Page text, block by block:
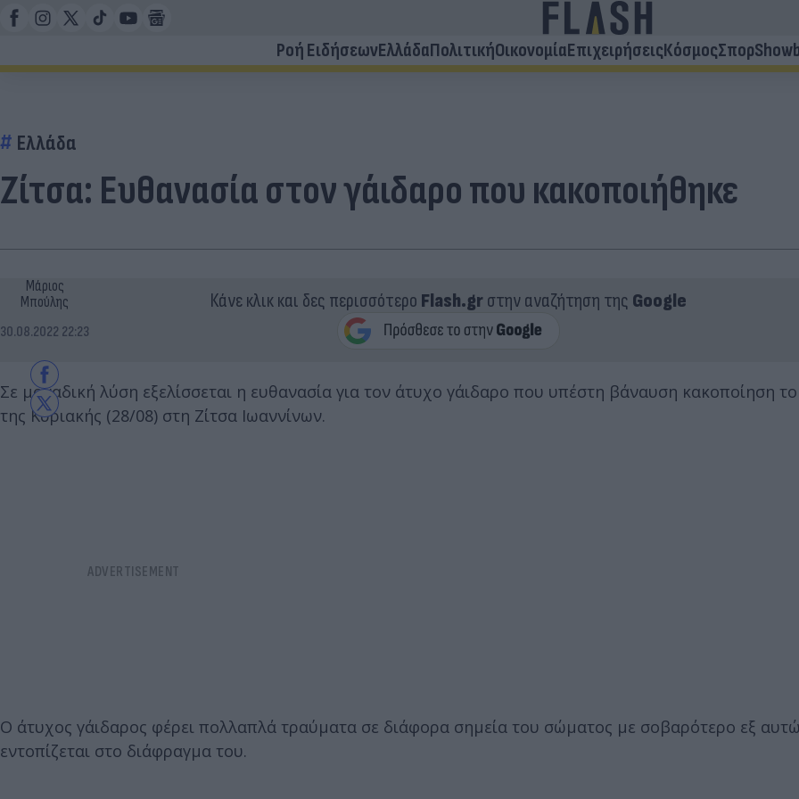
Ροή ΕιδήσεωνΕλλάδαΠολιτικήΟικονομίαΕπιχειρήσειςΚόσμοςΣπορ
Ελλάδα
Ζίτσα: Ευθανασία στον γάιδαρο που κακοποιήθηκε
Μάριος
Μπούλης
30.08.2022 22:23
Κάνε κλικ και δες περισσότερο Flash.grστην αναζήτηση της Google
Σε μοναδική λύση εξελίσσεται η ευθανασία για τον άτυχο γάιδαρο που υπέστη βάναυση κακοποίηση
της Κυριακής (28/08) στη Ζίτσα Ιωαννίνων.
Ο άτυχος γάιδαρος φέρει πολλαπλά τραύματα σε διάφορα σημεία του σώματος με σοβαρότερο εξ
εντοπίζεται στο διάφραγμα του.